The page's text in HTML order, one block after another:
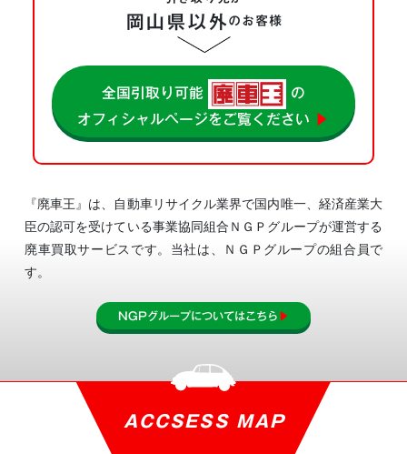
岡山県以外の お客様
全国引取り可能
の
オフィシャルページをご覧ください
▶
『廃車王』は、自動車リサイクル業界で国内唯一、経済産業大
臣の認可を受けている事業協同組合 ＮＧＰグループが運営する
廃車買取サービスです。当社は、ＮＧＰグループの組合員で
す。
NGPグループについてはこちら ▶
ACCSESS MAP